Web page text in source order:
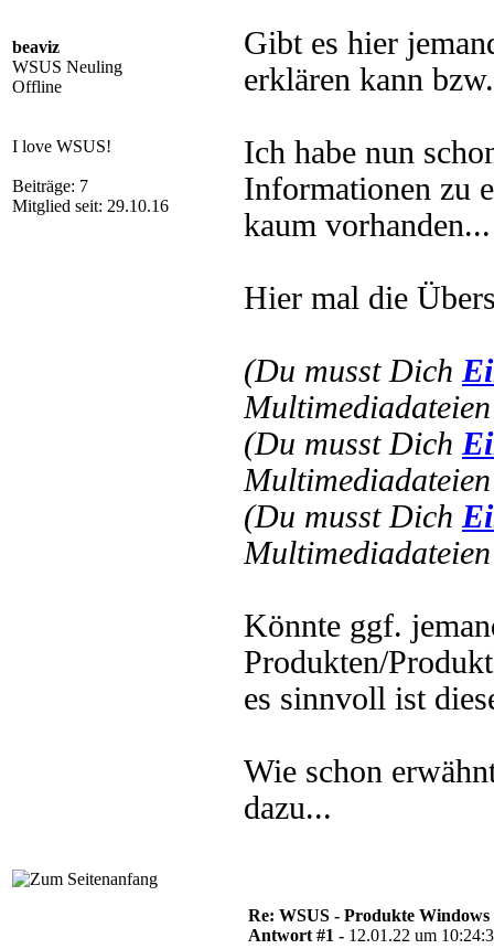
beaviz
WSUS Neuling
Offline
I love WSUS!
Beiträge: 7
Mitglied seit: 29.10.16
Gibt es hier
erklären kann
Ich habe nun
Informationen zu
kaum vorhanden...
Hier mal die
(Du musst Dich
(Du musst Dich
(Du musst Dich
Könnte ggf.
Produkten/
es sinnvoll ist
Wie schon
dazu...
Re: WSUS - Produkte Windows
Antwort #1 - 12.01.22 um